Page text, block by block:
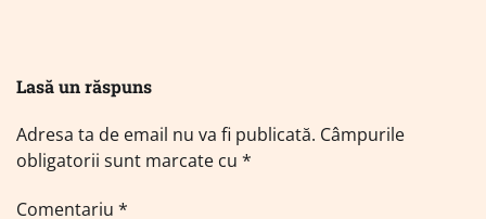
Lasă un răspuns
Adresa ta de email nu va fi publicată. Câmpurile
obligatorii sunt marcate cu *
Comentariu *